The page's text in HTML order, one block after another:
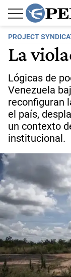
PROJECT
La
Lógicas de
Venezuela
reconfiguran
el país,
un contexto
institucional.